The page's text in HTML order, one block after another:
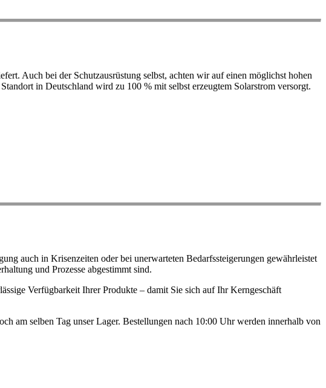
Auch bei der Schutzausrüstung selbst, achten wir auf einen möglichst hohen
in Deutschland wird zu 100 % mit selbst erzeugtem Solarstrom versorgt.
auch in Krisenzeiten oder bei unerwarteten Bedarfssteigerungen gewährleistet
und Prozesse abgestimmt sind.
Verfügbarkeit Ihrer Produkte – damit Sie sich auf Ihr Kerngeschäft
am selben Tag unser Lager. Bestellungen nach 10:00 Uhr werden innerhalb von